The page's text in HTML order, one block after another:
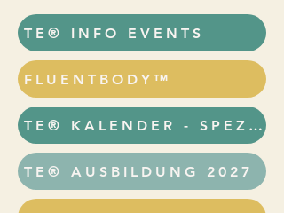
TE® INFO EVENTS
FLUENTBODY™
TE® KALENDER - SPEZIAL
TE® AUSBILDUNG 2027